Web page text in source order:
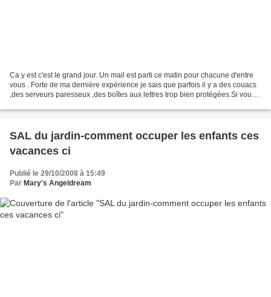
Ca y est c'est le grand jour. Un mail est parti ce matin pour chacune d'entre
vous . Forte de ma dernière expérience je sais que parfois il y a des couacs
,des serveurs paresseux ,des boîtes aux lettres trop bien protégées.Si vous
SAL du jardin-comment occuper les enfants ces
vacances ci
Publié le 29/10/2008 à 15:49
Par Mary's Angeldream